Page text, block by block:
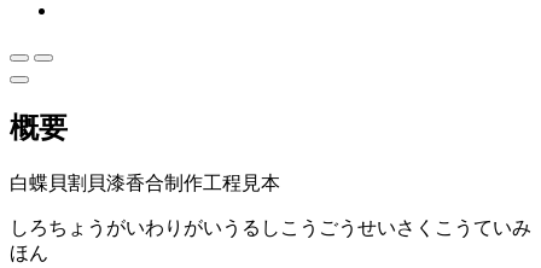
概要
白蝶貝割貝漆香合制作工程見本
しろちょうがいわりがいうるしこうごうせいさくこうていみ
ほん